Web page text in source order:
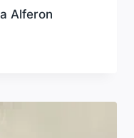
Alferon